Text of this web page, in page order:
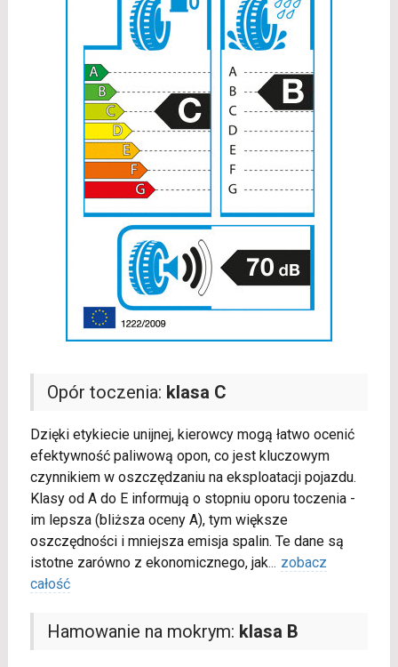
Opór toczenia: klasa C
Dzięki etykiecie unijnej, kierowcy mogą łatwo ocenić
efektywność paliwową opon, co jest kluczowym
czynnikiem w oszczędzaniu na eksploatacji pojazdu.
Klasy od A do E informują o stopniu oporu toczenia -
im lepsza (bliższa oceny A), tym większe
oszczędności i mniejsza emisja spalin. Te dane są
istotne zarówno z ekonomicznego, jak... zobacz
całość
Hamowanie na mokrym: klasa B